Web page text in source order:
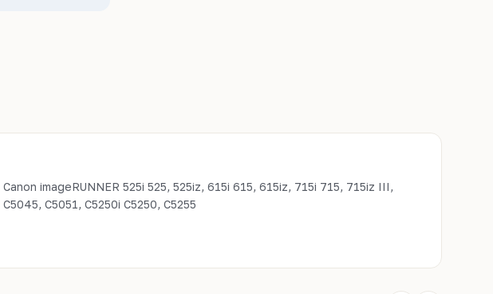
Canon imageRUNNER 525i 525, 525iz, 615i 615, 615iz, 715i 715, 715iz III,
C5045, C5051, C5250i C5250, C5255